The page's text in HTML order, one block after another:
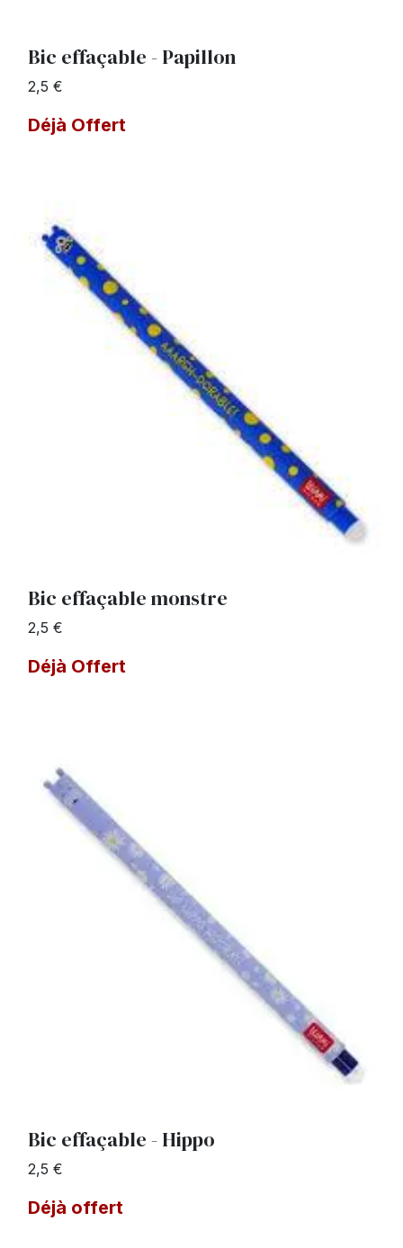
Bic effaçable - Papillon
2,5 €
Déjà Offert
Bic effaçable monstre
2,5 €
Déjà Offert
Bic effaçable - Hippo
2,5 €
Déjà offert